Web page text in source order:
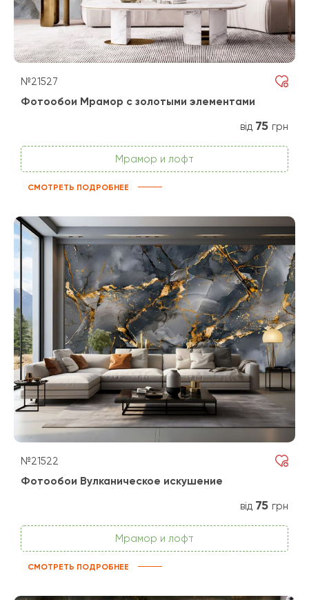
№21527
Фотообои Мрамор с золотыми элементами
від 75 грн
Мрамор и лофт
СМОТРЕТЬ ПОДРОБНЕЕ
№21522
Фотообои Вулканическое искушение
від 75 грн
Мрамор и лофт
СМОТРЕТЬ ПОДРОБНЕЕ